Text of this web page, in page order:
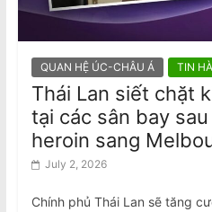
QUAN HỆ ÚC-CHÂU Á TIN
Thái Lan siết chặt
tại các sân bay
heroin sang
July 2, 2026
Chính phủ Thái Lan sẽ tăng